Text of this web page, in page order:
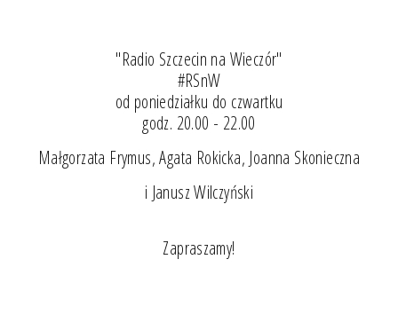
"Radio Szczecin na Wieczór"
#RSnW
od poniedziałku do czwartku
godz. 20.00 - 22.00
Małgorzata Frymus, Agata Rokicka, Joanna Skonieczna
i Janusz Wilczyński
Zapraszamy!